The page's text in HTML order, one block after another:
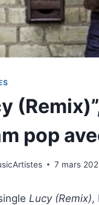
pop
7 mars
Lucy (Remix),